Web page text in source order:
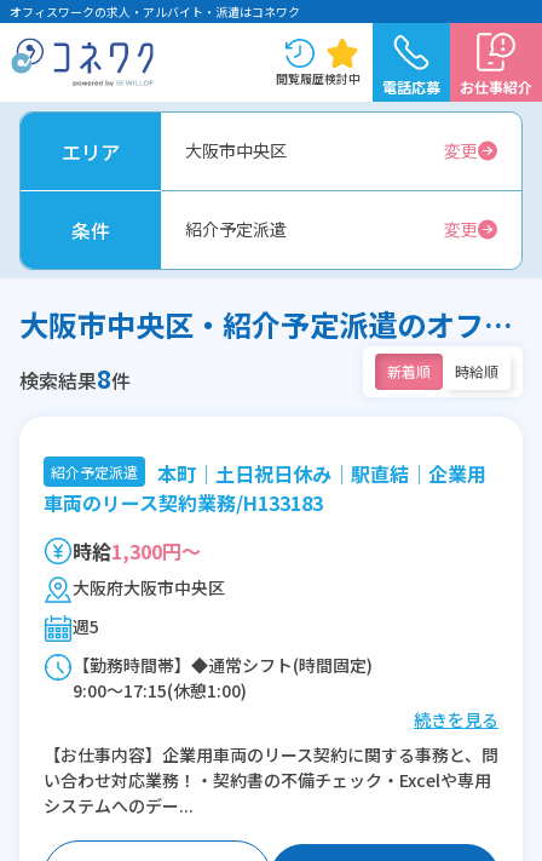
オフィスワークの求人・アルバイト・派遣はコネワク
閲覧履歴検討中 電話応募 お仕事紹介
エリア 大阪市中央区 変更
条件 紹介予定派遣 変更
大阪市中央区・紹介予定派遣のオフィスワーク求人
検索結果8件 新着順 時給順
紹介予定派遣
本町│土日祝日休み│駅直結│企業用
車両のリース契約業務/H133183
時給1,300円～
大阪府大阪市中央区
週5
【勤務時間帯】◆通常シフト(時間固定)
9:00〜17:15(休憩1:00)
※残業：5〜10時間程度/月
続きを見る
【お仕事内容】企業用車両のリース契約に関する事務と、問
い合わせ対応業務！・契約書の不備チェック・Excelや専用
システムへのデー...